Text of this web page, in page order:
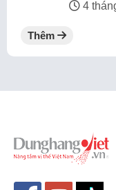
4
Thêm